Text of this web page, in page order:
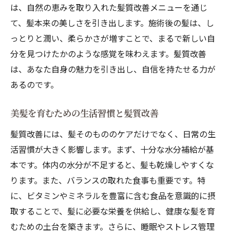
は、自然の恵みを取り入れた髪質改善メニューを通じ
て、髪本来の美しさを引き出します。施術後の髪は、し
っとりと潤い、柔らかさが増すことで、まるで新しい自
分を見つけたかのような感覚を味わえます。髪質改善
は、あなた自身の魅力を引き出し、自信を持たせる力が
あるのです。
美髪を育むための生活習慣と髪質改善
髪質改善には、髪そのもののケアだけでなく、日常の生
活習慣が大きく影響します。まず、十分な水分補給が基
本です。体内の水分が不足すると、髪も乾燥しやすくな
ります。また、バランスの取れた食事も重要です。特
に、ビタミンやミネラルを豊富に含む食品を意識的に摂
取することで、髪に必要な栄養を供給し、健康な髪を育
むための土台を築きます。さらに、睡眠やストレス管理